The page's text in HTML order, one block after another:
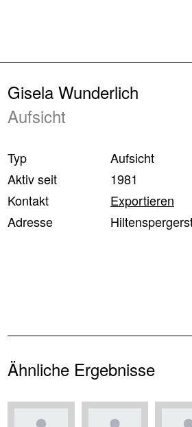
Gisela Wunderlich
Aufsicht
Typ
Aufsicht
Aktiv seit
1981
Kontakt
Exportieren
Adresse
Ähnliche Ergebnisse